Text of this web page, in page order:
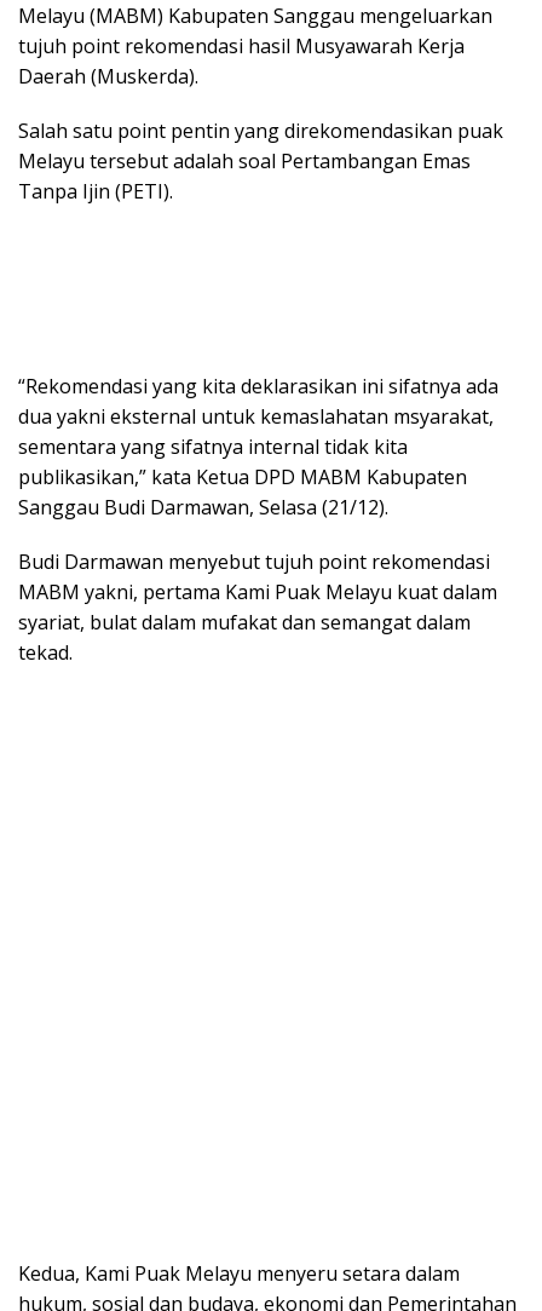
Melayu (MABM) Kabupaten Sanggau mengeluarkan
tujuh point rekomendasi hasil Musyawarah Kerja
Daerah (Muskerda).
Salah satu point pentin yang direkomendasikan puak
Melayu tersebut adalah soal Pertambangan Emas
Tanpa Ijin (PETI).
“Rekomendasi yang kita deklarasikan ini sifatnya ada
dua yakni eksternal untuk kemaslahatan msyarakat,
sementara yang sifatnya internal tidak kita
publikasikan,” kata Ketua DPD MABM Kabupaten
Sanggau Budi Darmawan, Selasa (21/12).
Budi Darmawan menyebut tujuh point rekomendasi
MABM yakni, pertama Kami Puak Melayu kuat dalam
syariat, bulat dalam mufakat dan semangat dalam
tekad.
Kedua, Kami Puak Melayu menyeru setara dalam
hukum, sosial dan budaya, ekonomi dan Pemerintahan